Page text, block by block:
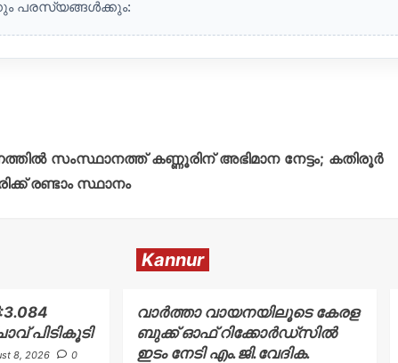
പരസ്യങ്ങൾക്കും:
സംസ്ഥാനത്ത് കണ്ണൂരിന് അഭിമാന നേട്ടം; കതിരൂർ
രണ്ടാം സ്ഥാനം
പിടികൂടി
8, 2026 0
Kannur
വാർത്താ വായനയിലൂടെ കേരള
ബുക്ക് ഓഫ് റിക്കോർഡ്സിൽ
ഇടം നേടി എം.ജി.വേദിക.